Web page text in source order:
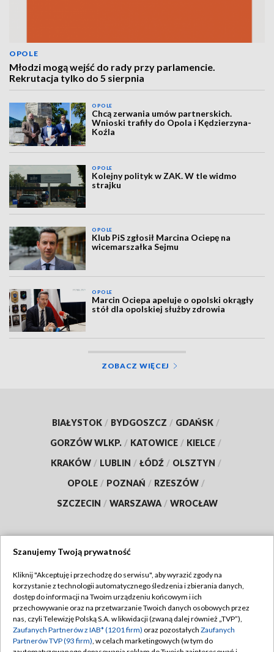
OPOLE
Młodzi mogą wejść do rady przy parlamencie.
Rekrutacja tylko do 5 sierpnia
OPOLE
Chcą zerwania umów partnerskich.
Wnioski trafiły do Opola i Kędzierzyna-
Koźla
OPOLE
Kolejny polityk w ZAK. W tle widmo
strajku
OPOLE
Klub PiS zgłosił Marcina Ociepę na
wicemarszałka Sejmu
OPOLE
Marcin Ociepa apeluje o opolski okrągły
stół dla opolskiej służby zdrowia
ZOBACZ WIĘCEJ
BIAŁYSTOK / BYDGOSZCZ / GDAŃSK /
GORZÓW WLKP. / KATOWICE / KIELCE /
KRAKÓW / LUBLIN / ŁÓDŹ / OLSZTYN /
OPOLE / POZNAŃ / RZESZÓW /
SZCZECIN / WARSZAWA / WROCŁAW
TVP
Abonament TVP
Emisja w TVP
Centrum informacji TVP
Regulamin TVP
Polityka prywatności
Szanujemy Twoją prywatność
Kliknij "Akceptuję i przechodzę do serwisu", aby wyrazić zgody na
korzystanie z technologii automatycznego śledzenia i zbierania danych,
dostęp do informacji na Twoim urządzeniu końcowym i ich
przechowywanie oraz na przetwarzanie Twoich danych osobowych przez
nas, czyli Telewizję Polską S.A. w likwidacji (zwaną dalej również „TVP”),
Zaufanych Partnerów z IAB* (1201 firm) oraz pozostałych Zaufanych
Partnerów TVP (93 firm), w celach marketingowych (w tym do